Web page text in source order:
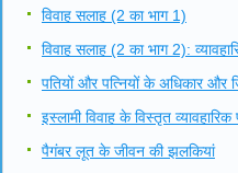
विवाह सलाह (2 का भाग 1)
विवाह सलाह (2 का भाग 2):
पतियों और पत्नियों के अधिकार और
इस्लामी विवाह के विस्तृत
पैगंबर लूत के जीवन की झलकियां